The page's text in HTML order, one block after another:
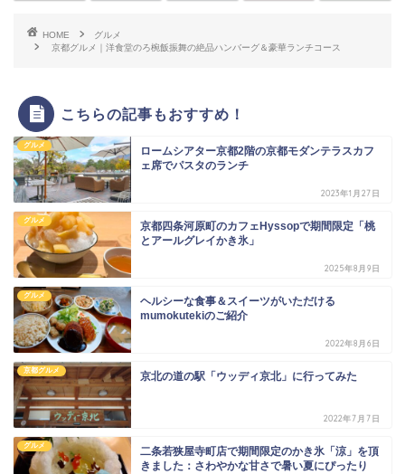
HOME
グルメ
京都グルメ｜洋食堂のろ椀飯振舞の絶品ハンバーグ＆豪華ランチコース
こちらの記事もおすすめ！
グルメ
ロームシアター京都2階の京都モダンテラスカフ
ェ席でパスタのランチ
2023年1月27日
グルメ
京都四条河原町のカフェHyssopで期間限定「桃
とアールグレイかき氷」
2025年8月9日
グルメ
ヘルシーな食事＆スイーツがいただける
mumokutekiのご紹介
2022年8月6日
京都グルメ 京北の道の駅「ウッディ京北」に行ってみた
2022年7月7日
グルメ
二条若狭屋寺町店で期間限定のかき氷「涼」を頂
きました：さわやかな甘さで暑い夏にぴったり